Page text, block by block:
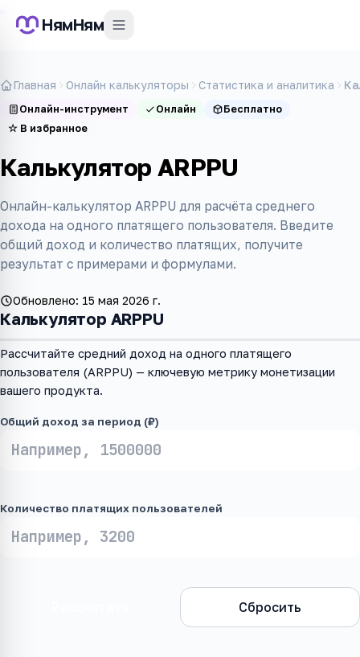
НямНям
Главная Онлайн калькуляторы Статистика и аналитика
Онлайн-инструмент Онлайн
Бесплатно
☆ В избранное
Калькулятор ARPPU
Онлайн-калькулятор ARPPU для расчёта среднего
дохода на одного платящего пользователя. Введите
общий доход и количество платящих, получите
результат с примерами и формулами.
Обновлено: 15 мая 2026 г.
Калькулятор ARPPU
Рассчитайте средний доход на одного платящего
пользователя (ARPPU) — ключевую метрику монетизации
вашего продукта.
Общий доход за период (₽)
Количество платящих пользователей
Сбросить